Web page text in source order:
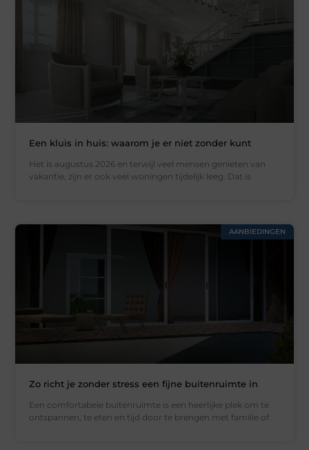
Een kluis in huis: waarom je er niet zonder kunt
Het is augustus 2026 en terwijl veel mensen genieten van
vakantie, zijn er ook veel woningen tijdelijk leeg. Dat is
AANBIEDINGEN
Zo richt je zonder stress een fijne buitenruimte in
Een comfortabele buitenruimte is een heerlijke plek om te
ontspannen, te eten en tijd door te brengen met familie of